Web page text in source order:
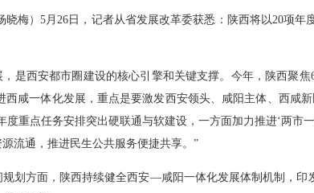
）5月26日，记者从省发展改革委获悉：陕西将以20项年
西安都市圈建设的核心引擎和关键支撑。今年，陕西聚
西咸一体化发展，重点是要激发西安领头、咸阳主体、西咸
度重点任务安排突出硬联通与软建设，一方面加力推进‘两市
流通，推进民生公共服务便捷共享。”
方面，陕西持续健全西安—咸阳一体化发展体制机制，印